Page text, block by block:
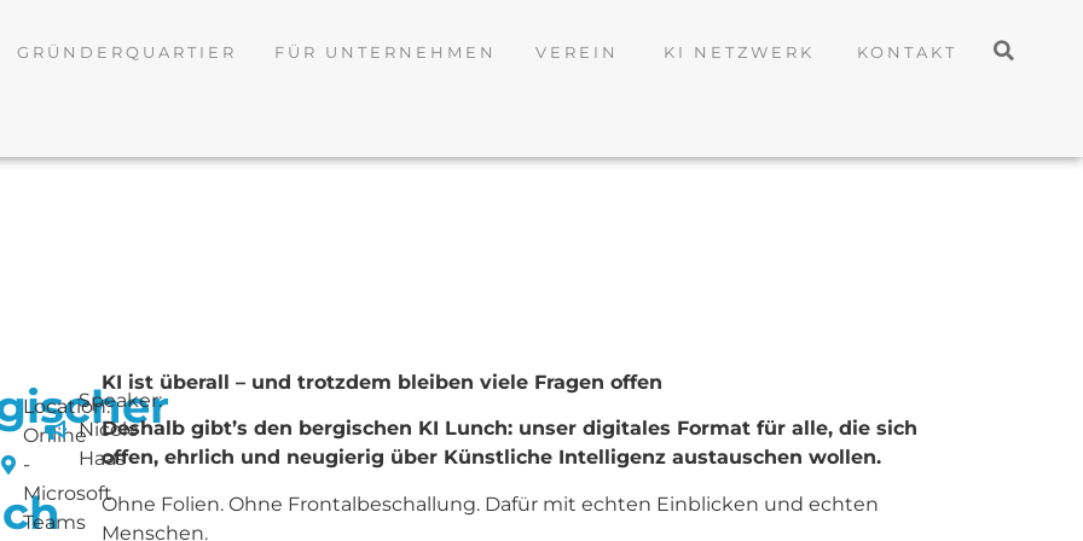
GRÜNDERQUARTIER FÜR UNTERNEHMEN VEREIN KI NETZWERK KONTAKT
Location:
Online
-
Microsoft
Teams
Speaker:
Nicole
Haas
KI ist überall – und trotzdem bleiben viele Fragen offen
Deshalb gibt’s den bergischen KI Lunch: unser digitales Format für alle, die sich
offen, ehrlich und neugierig über Künstliche Intelligenz austauschen wollen.
Ohne Folien. Ohne Frontalbeschallung. Dafür mit echten Einblicken und echten
Menschen.